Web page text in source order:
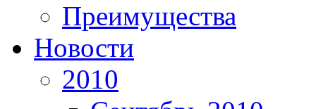
Преимущества
Новости
2010